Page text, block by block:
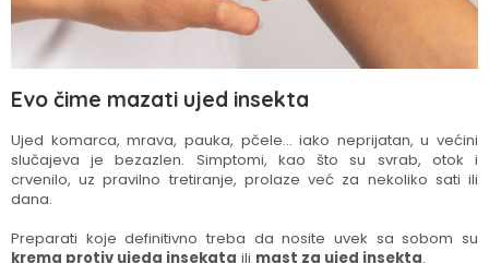
Evo čime mazati ujed insekta
Ujed komarca, mrava, pauka, pčele… iako neprijatan, u većini
slučajeva je bezazlen. Simptomi, kao što su svrab, otok i
crvenilo, uz pravilno tretiranje, prolaze već za nekoliko sati ili
dana.
Preparati koje definitivno treba da nosite uvek sa sobom su
krema protiv ujeda insekata ili mast za ujed insekta.